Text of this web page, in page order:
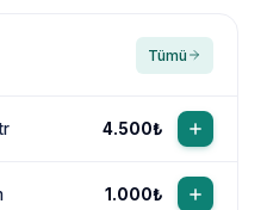
Tümü
4.500₺
1.000₺